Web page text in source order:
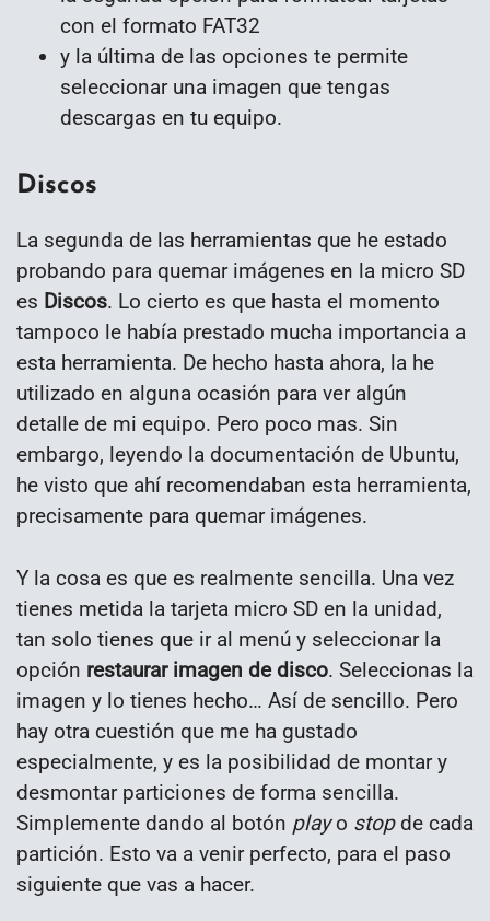
con el formato FAT32
y la última de las opciones te permite
seleccionar una imagen que tengas
descargas en tu equipo.
Discos
La segunda de las herramientas que he estado
probando para quemar imágenes en la micro SD
es Discos. Lo cierto es que hasta el momento
tampoco le había prestado mucha importancia a
esta herramienta. De hecho hasta ahora, la he
utilizado en alguna ocasión para ver algún
detalle de mi equipo. Pero poco mas. Sin
embargo, leyendo la documentación de Ubuntu,
he visto que ahí recomendaban esta herramienta,
precisamente para quemar imágenes.
Y la cosa es que es realmente sencilla. Una vez
tienes metida la tarjeta micro SD en la unidad,
tan solo tienes que ir al menú y seleccionar la
opción restaurar imagen de disco. Seleccionas la
imagen y lo tienes hecho… Así de sencillo. Pero
hay otra cuestión que me ha gustado
especialmente, y es la posibilidad de montar y
desmontar particiones de forma sencilla.
Simplemente dando al botón playo stopde cada
partición. Esto va a venir perfecto, para el paso
siguiente que vas a hacer.